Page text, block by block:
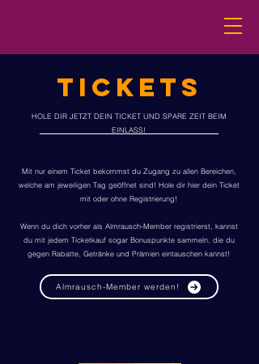
TICKETS
HOLE DIR JETZT DEIN TICKET UND SPARE ZEIT BEIM
EINLASS!
Mit nur einem Ticket bekommst du Zugang zu allen Bereichen,
welche am jeweiligen Tag geöffnet sind! Hole dir hier dein Ticket
mit oder ohne Registrierung!
Wenn du dich vorher als Almrausch-Member registrierst, kannst
du mit jedem Ticketkauf sogar Bonuspunkte sammeln, die du
gegen Rabatte, Getränke und Prämien eintauschen kannst!
Almrausch-Member werden!